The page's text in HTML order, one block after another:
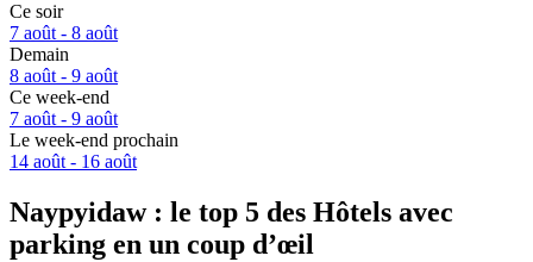
Ce soir
7 août - 8 août
Demain
8 août - 9 août
Ce week-end
7 août - 9 août
Le week-end prochain
14 août - 16 août
Naypyidaw : le top 5 des Hôtels avec
parking en un coup d’œil